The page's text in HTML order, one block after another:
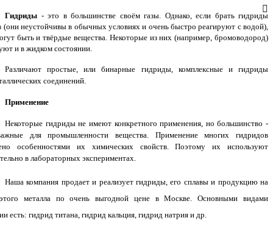
Гидриды - это в большинстве своём газы. Однако, если брать гидриды
(они неустойчивы в обычных условиях и очень быстро реагируют с водой),
быть и твёрдые вещества. Некоторые из них (например, бромоводород)
и в жидком состоянии.
Различают простые, или бинарные гидриды, комплексные и гидриды
соединений.
Применение
Некоторые гидриды не имеют конкретного применения, но большинство -
для промышленности вещества. Применение многих гидридов
особенностями их химических свойств. Поэтому их используют
в лабораторных экспериментах.
Наша компания продает и реализует гидриды, его сплавы и продукцию на
металла по очень выгодной цене в Москве. Основными видами
есть: гидрид титана, гидрид кальция, гидрид натрия и др.